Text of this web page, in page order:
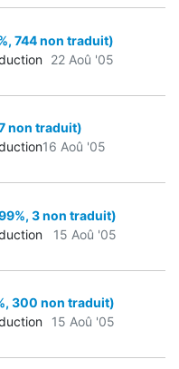
744 non traduit)
22 Aoû '05
non traduit)
16 Aoû '05
3 non traduit)
15 Aoû '05
300 non traduit)
15 Aoû '05